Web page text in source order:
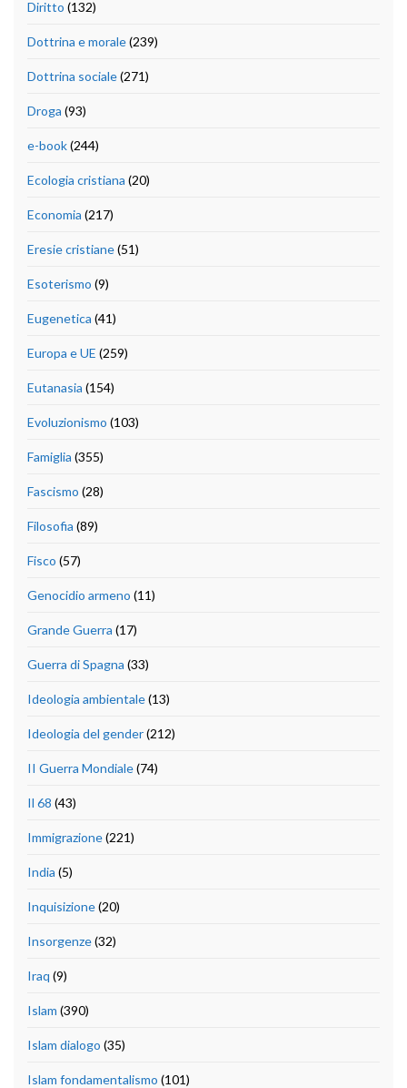
Diritto (132)
Dottrina e morale(239)
Dottrina sociale(271)
Droga (93)
e-book(244)
Ecologia cristiana (20)
Economia (217)
Eresie cristiane(51)
Esoterismo (9)
Eugenetica (41)
Europa e UE (259)
Eutanasia (154)
Evoluzionismo (103)
Famiglia (355)
Fascismo (28)
Filosofia (89)
Fisco (57)
Genocidio armeno (11)
Grande Guerra (17)
Guerra di Spagna (33)
Ideologia ambientale(13)
Ideologia del gender(212)
II Guerra Mondiale(74)
Il 68 (43)
Immigrazione(221)
India (5)
Inquisizione(20)
Insorgenze(32)
Iraq (9)
Islam (390)
Islam dialogo (35)
Islam fondamentalismo (101)